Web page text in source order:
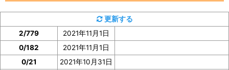
更新する
2/779
2021年11月1日
0/182
2021年11月1日
0/21
2021年10月31日